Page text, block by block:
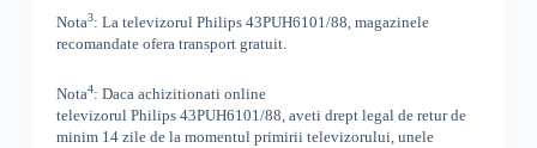
Nota3: La televizorul Philips 43PUH6101/88,magazinele
recomandate ofera transport gratuit.
Nota4: Daca achizitionati online
televizorul Philips 43PUH6101/88,aveti drept legal de retur de
minim 14 zile de la momentul primirii televizorului, unele